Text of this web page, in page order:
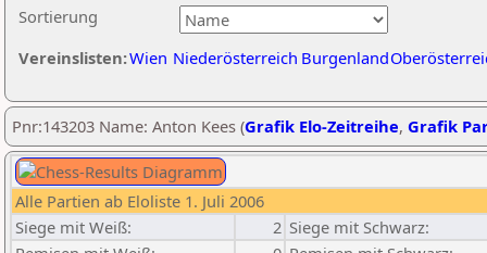
Sortierung
Vereinslisten:Wien Niederösterreich Burgenland
Pnr:143203 Name: Anton Kees (Grafik Elo-Zeitreihe, Grafik
Alle Partien ab Eloliste 1. Juli 2006
Siege mit Weiß:
2 Siege mit Schwarz: